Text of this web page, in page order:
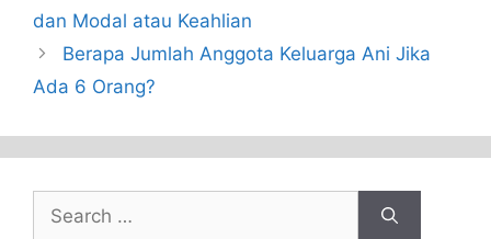
dan Modal atau Keahlian
Berapa Jumlah Anggota Keluarga Ani Jika
Ada 6 Orang?
Search